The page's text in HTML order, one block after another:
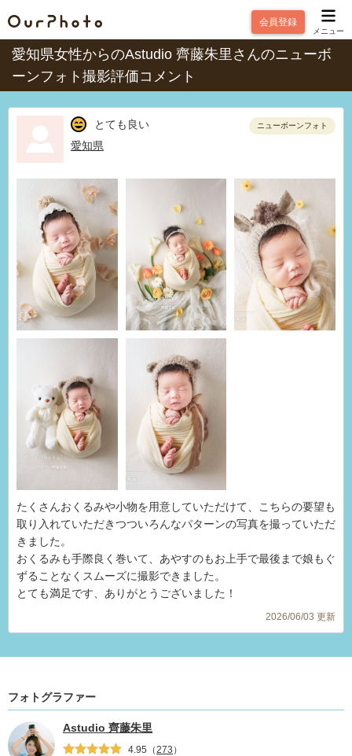
会員登録
メニュー
愛知県女性からのAstudio 齊藤朱里さんのニューボ
ーンフォト撮影評価コメント
とても良い
愛知県
ニューボーンフォト
たくさんおくるみや小物を用意していただけて、こちらの要望も
取り入れていただきつついろんなパターンの写真を撮っていただ
きました。
おくるみも手際良く巻いて、あやすのもお上手で最後まで娘もぐ
ずることなくスムーズに撮影できました。
とても満足です、ありがとうございました！
2026/06/03 更新
フォトグラファー
Astudio 齊藤朱里
4.95 （273 ）